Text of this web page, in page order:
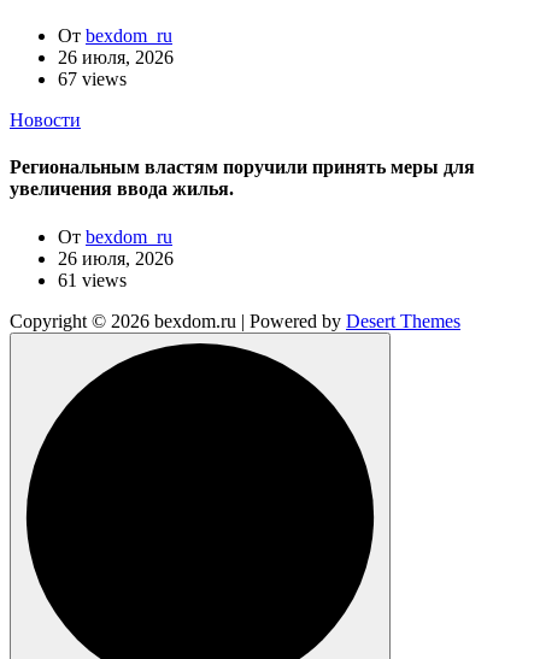
От bexdom_ru
26 июля, 2026
67 views
Новости
Региональным властям поручили принять меры для
увеличения ввода жилья.
От bexdom_ru
26 июля, 2026
61 views
Copyright © 2026 bexdom.ru | Powered by Desert Themes